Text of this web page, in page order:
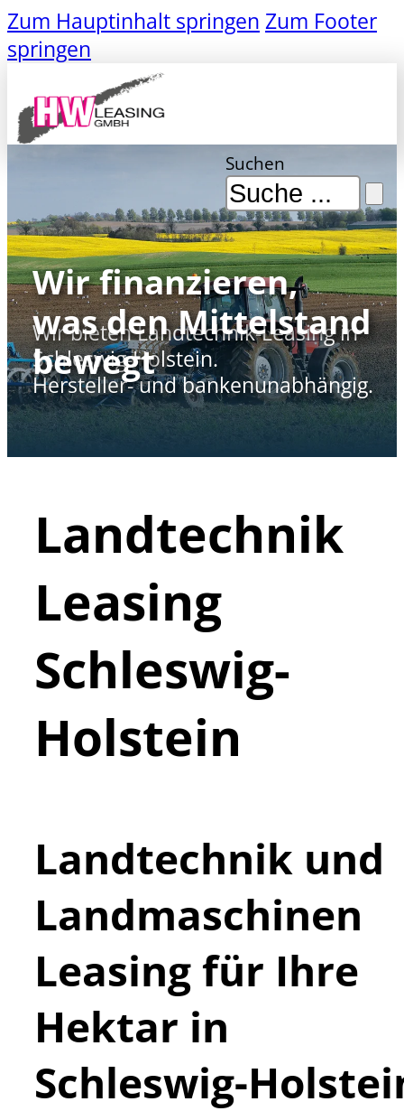
Zum Hauptinhalt springen Zum Footer
springen
Suchen
Wir finanzieren,
was den Mittelstand
bewegt
Wir bieten Landtechnik-Leasing in
Schleswig-Holstein.
Hersteller- und bankenunabhängig.
Landtechnik
Leasing
Schleswig-
Holstein
Landtechnik und
Landmaschinen
Leasing für Ihre
Hektar in
Schleswig-